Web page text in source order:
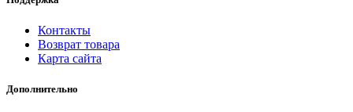
Контакты
Возврат товара
Карта сайта
Дополнительно